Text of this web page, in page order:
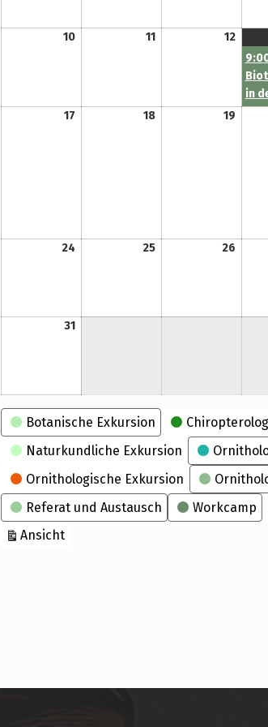
10
10. August 2026
11
11. August 2026
12
12. August 2026
in
17
17. August 2026
18
18. August 2026
19
19. August 2026
24
24. August 2026
25
25. August 2026
26
26. August 2026
31
31. August 2026
Kategorien
Botanische Exkursion
Naturkundliche Exkursion
Ornithologische Exkursion
Referat und Austausch
Workcamp
Ansichtausdrucken